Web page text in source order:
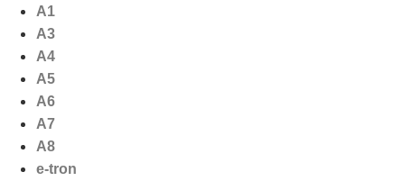
naar
inhoud
A1
A3
A4
A5
A6
A7
A8
e-tron